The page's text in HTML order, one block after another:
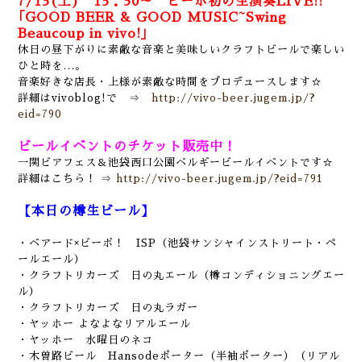
｢GOOD BEER & GOOD MUSIC~Swing
Beaucoup in vivo!｣
休日の昼下がりに素敵な音楽と美味しいクラフトビールで楽しい
ひと時を…。
音楽好きな店長・上様が素敵な時間をプロデュースします☆
詳細はvivoblog!で ⇒
http://vivo-beer.jugem.jp/?
eid=790
ビールイベントのチケット販売中！
一関ビアフェス＆池袋西口公園ベルギービールイベントです☆
詳細はこちら！ ⇒
http://vivo-beer.jugem.jp/?eid=791
【本日の樽生ビール】
・ベアード×ビーボ！ ISP（池袋サンシャインストリート・ペ
ールエール）
・クラフトリカーズ 日の丸エール（樽コンディショニングエー
ル）
・クラフトリカーズ 日の丸ラガー
・ヤッホー よなよなリアルエール
・ヤッホー 水曜日のネコ
・木曽路ビール Hansodeポーター（半袖ポーター）（リアル